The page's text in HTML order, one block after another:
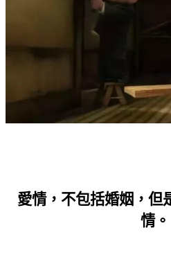
愛情，不包括婚姻，但
情。